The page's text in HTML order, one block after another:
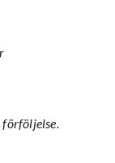
förföljelse.